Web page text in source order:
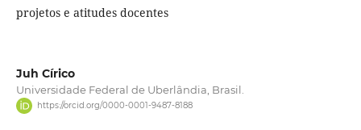
projetos e atitudes docentes
Juh Círico
Universidade Federal de Uberlândia, Brasil.
https://orcid.org/0000-0001-9487-8188